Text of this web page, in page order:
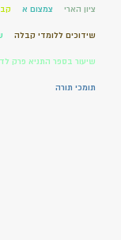
ציון הארי צמצום א
שידוכים ללומדי קבלה
שיעור בספר התניא פרק לד
תומכי תורה